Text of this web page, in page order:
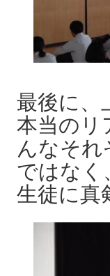
最後に、
本当のリ
んなそれ
ではなく
生徒に真